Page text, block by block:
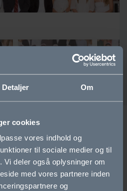
Detaljer Om
cookies
vores indhold og
til sociale medier og til
deler også oplysninger om
med vores partnere inden
og